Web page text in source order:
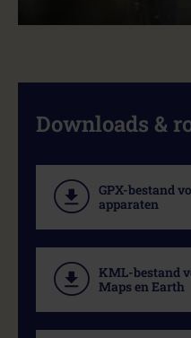
Downloads &
GPX-bestand
apparaten
KML-bestand
Maps en Earth